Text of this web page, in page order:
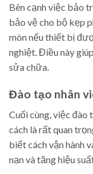
Bên cạnh việc bảo
bảo vệ cho bộ kẹp
mòn nếu thiết bị
nghiệt. Điều này
sửa chữa.
Đào tạo nhân
Cuối cùng, việc đào
cách là rất quan
biết cách vận hành
nạn và tăng hiệu